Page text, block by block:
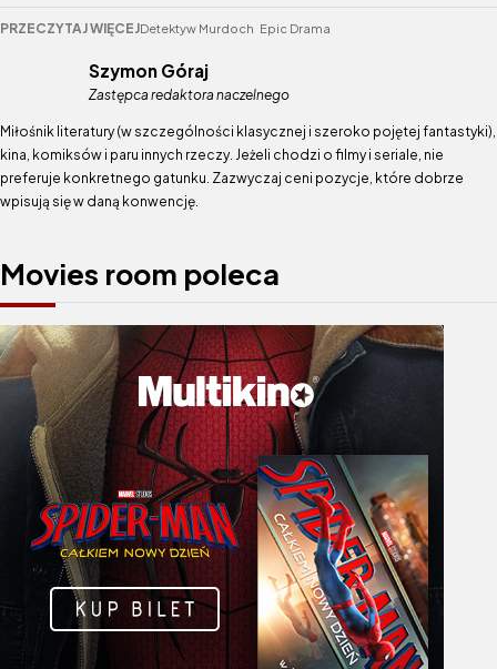
PRZECZYTAJ WIĘCEJDetektyw Murdoch Epic Drama
Szymon Góraj
Zastępca redaktora naczelnego
Miłośnik literatury (w szczególności klasycznej i szeroko pojętej fantastyki),
kina, komiksów i paru innych rzeczy. Jeżeli chodzi o filmy i seriale, nie
preferuje konkretnego gatunku. Zazwyczaj ceni pozycje, które dobrze
wpisują się w daną konwencję.
Movies room poleca